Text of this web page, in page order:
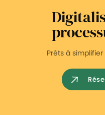
Prêts à simplifier